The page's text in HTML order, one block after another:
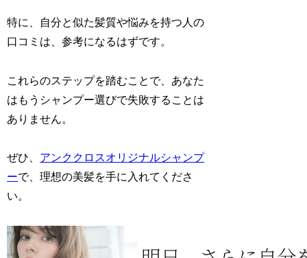
特に、自分と似た髪質や悩みを持つ人の
口コミは、参考になるはずです。
これらのステップを踏むことで、あなた
はもうシャンプー選びで失敗することは
ありません。
ぜひ、 アンククロスオリジナルシャンプ
ーで、理想の美髪を手に入れてくださ
い。